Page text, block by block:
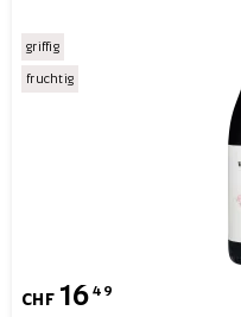
griffig
fruchtig
CHF 1649